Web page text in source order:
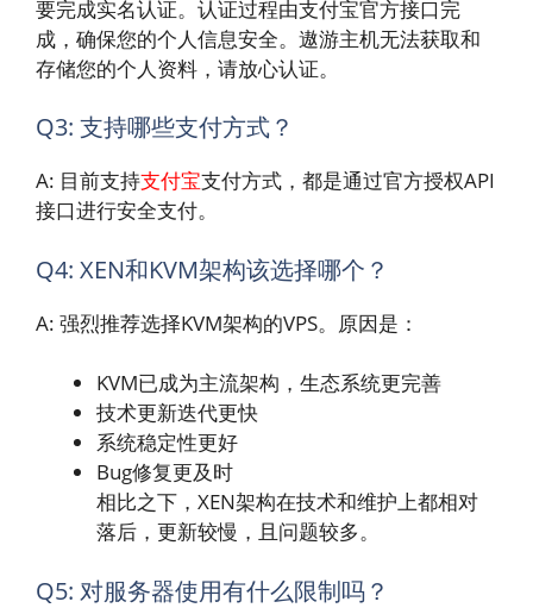
要完成实名认证。认证过程由支付宝官方接口完
成，确保您的个人信息安全。遨游主机无法获取和
存储您的个人资料，请放心认证。
Q3: 支持哪些支付方式？
A: 目前支持支付宝支付方式，都是通过官方授权API
接口进行安全支付。
Q4: XEN和KVM架构该选择哪个？
A: 强烈推荐选择KVM架构的VPS。原因是：
KVM已成为主流架构，生态系统更完善
技术更新迭代更快
系统稳定性更好
Bug修复更及时
相比之下，XEN架构在技术和维护上都相对
落后，更新较慢，且问题较多。
Q5: 对服务器使用有什么限制吗？